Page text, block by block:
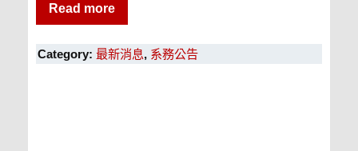
Read more
Category: 最新消息, 系務公告